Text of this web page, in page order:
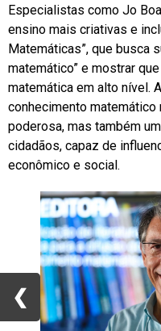
Especialistas como Jo
ensino mais criativas e
Matemáticas”, que busca
matemático” e mostrar
matemática em alto nível.
conhecimento matemático
poderosa, mas também
cidadãos, capaz de
econômico e social.
❮
❮